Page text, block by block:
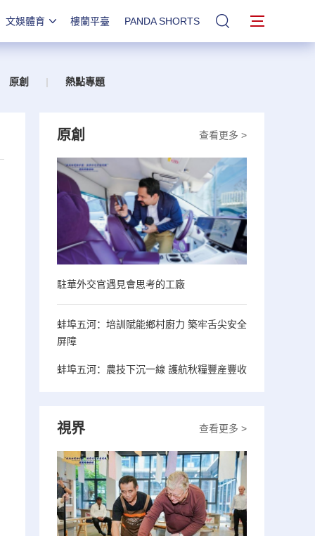
文娛體育 樓蘭平臺 PANDA SHORTS 站內搜索
原創 | 熱點專題
查看更多 >
原創
駐華外交官遇見會思考的工廠
蚌埠五河：培訓賦能鄉村廚力 築牢舌尖安全
屏障
蚌埠五河：農技下沉一線 護航秋糧豐産豐收
查看更多 >
視界